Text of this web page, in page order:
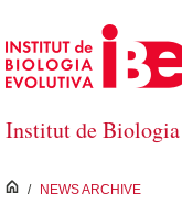
Skip to Main Content
Institut de
inici
/ NEWS ARCHIVE